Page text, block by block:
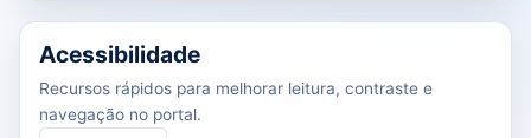
Acessibilidade
Recursos rápidos para melhorar leitura, contraste e
navegação no portal.